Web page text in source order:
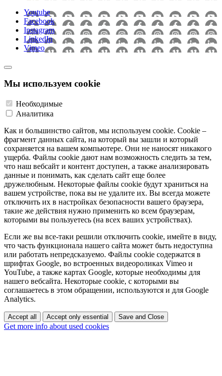
Youtube
Facebook
Instagram
LinkedIn
Vimeo
Мы используем cookie
Необходимые
Аналитика
Как и большинство сайтов, мы используем cookie. Cookie –
фрагмент данных сайта, на который вы зашли и который
сохраняется на вашем компьютере. Они не наносят никакого
ущерба. Файлы cookie дают нам возможность следить за тем,
что наш вебсайт и контент доступен, а также анализировать
данные и понимать, как сделать сайт еще более
дружелюбным. Некоторые файлы cookie будут храниться на
вашем устройстве, пока вы не удалите их. Вы всегда можете
отключить их в настройках безопасности вашего браузера,
такие же действия нужно применить ко всем браузерам,
которыми вы пользуетесь (на всех ваших устройствах).
Если же вы все-таки решили отключить cookie, имейте в виду,
что часть функционала нашего сайта может быть недоступна
или работать непредсказуемо. Файлы cookie содержатся в
шрифтах Google, во встроенных видеороликах Vimeo и
YouTube, а также картах Google, которые необходимы для
нашего вебсайта. Некоторые cookie, с которыми вы
соглашаетесь в этом обращении, используются и для Google
Analytics.
Accept all Accept only essential Save and Close
Get more info about used cookies